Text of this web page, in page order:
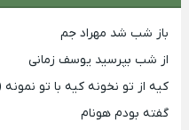
باز شب شد مهراد جم
از شب بپرسید یوسف زمانی
کیه از تو نخونه کیه با تو
گفته بودم هونام